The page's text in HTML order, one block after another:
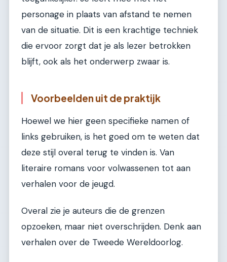
personage in plaats van afstand te nemen
van de situatie. Dit is een krachtige techniek
die ervoor zorgt dat je als lezer betrokken
blijft, ook als het onderwerp zwaar is.
Voorbeelden uit de praktijk
Hoewel we hier geen specifieke namen of
links gebruiken, is het goed om te weten dat
deze stijl overal terug te vinden is. Van
literaire romans voor volwassenen tot aan
verhalen voor de jeugd.
Overal zie je auteurs die de grenzen
opzoeken, maar niet overschrijden. Denk aan
verhalen over de Tweede Wereldoorlog.